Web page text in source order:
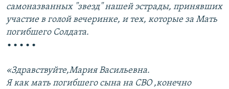
самоназванных "звезд" нашей эстрады, принявших
участие в голой вечеринке, и тех, которые за Мать
погибшего Солдата.
•••••
«Здравствуйте,Мария Васильевна.
Я как мать погибшего сына на СВО ,конечно